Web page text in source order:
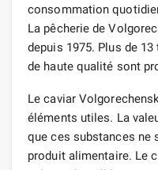
consommation
La pêcherie de
depuis 1975. Plus de
de haute qualité sont
Le caviar
éléments utiles. La
que ces substances ne
produit alimentaire. Le